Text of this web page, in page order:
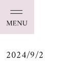
2024/9/2